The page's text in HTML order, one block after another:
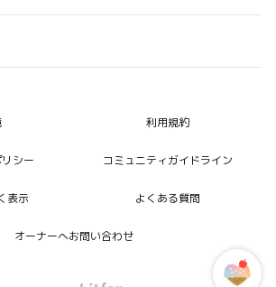
利用規約
シー コミュニティガイドライン
表示 よくある質問
オーナーへお問い合わせ